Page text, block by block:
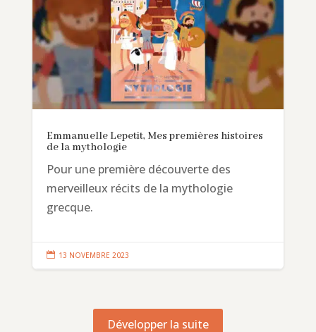
Emmanuelle Lepetit, Mes premières histoires
de la mythologie
Pour une première découverte des
merveilleux récits de la mythologie
grecque.
 13 NOVEMBRE 2023
Développer la suite